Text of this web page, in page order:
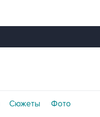
Сюжеты Фото